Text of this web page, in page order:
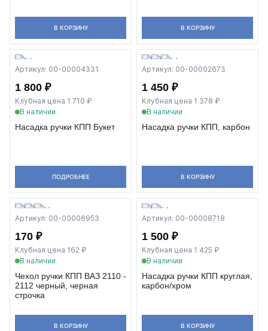
В КОРЗИНУ В КОРЗИНУ
Артикул: 00-00004331
1 800 ₽
Клубная цена 1 710 ₽
В наличии
Насадка ручки КПП Букет
ПОДРОБНЕЕ
Артикул: 00-00002673
1 450 ₽
Клубная цена 1 378 ₽
В наличии
Насадка ручки КПП, карбон
В КОРЗИНУ
Артикул: 00-00006953
170 ₽
Клубная цена 162 ₽
В наличии
Чехол ручки КПП ВАЗ 2110 -
2112 черный, черная
строчка
В КОРЗИНУ
Артикул: 00-00008718
1 500 ₽
Клубная цена 1 425 ₽
В наличии
Насадка ручки КПП круглая,
карбон/хром
В КОРЗИНУ